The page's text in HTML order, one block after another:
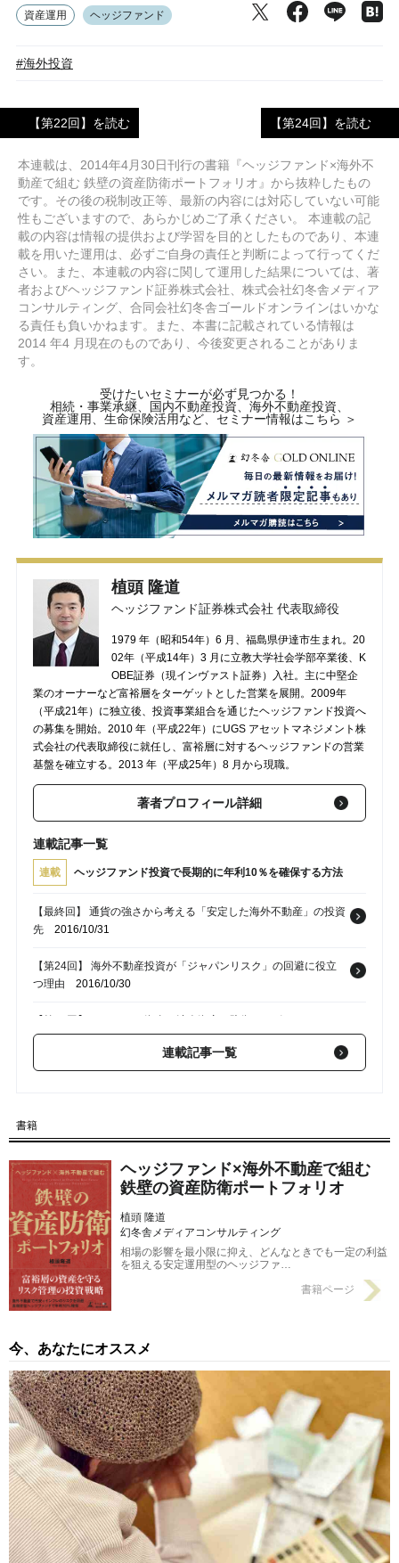
資産運用 ヘッジファンド
#海外投資
【第22回】を読む 【第24回】を読む
本連載は、2014年4月30日刊行の書籍『ヘッジファンド×海外不
動産で組む 鉄壁の資産防衛ポートフォリオ』から抜粋したもの
です。その後の税制改正等、最新の内容には対応していない可能
性もございますので、あらかじめご了承ください。 本連載の記
載の内容は情報の提供および学習を目的としたものであり、本連
載を用いた運用は、必ずご自身の責任と判断によって行ってくだ
さい。また、本連載の内容に関して運用した結果については、著
者およびヘッジファンド証券株式会社、株式会社幻冬舎メディア
コンサルティング、合同会社幻冬舎ゴールドオンラインはいかな
る責任も負いかねます。また、本書に記載されている情報は
2014 年4 月現在のものであり、今後変更されることがありま
す。
受けたいセミナーが必ず見つかる！
相続・事業承継、国内不動産投資、海外不動産投資、
資産運用、生命保険活用など、セミナー情報はこちら ＞
植頭 隆道
ヘッジファンド証券株式会社 代表取締役
1979 年（昭和54年）6 月、福島県伊達市生まれ。20
02年（平成14年）3 月に立教大学社会学部卒業後、K
OBE証券（現インヴァスト証券）入社。主に中堅企
業のオーナーなど富裕層をターゲットとした営業を展開。2009年
（平成21年）に独立後、投資事業組合を通じたヘッジファンド投資へ
の募集を開始。2010 年（平成22年）にUGS アセットマネジメント株
式会社の代表取締役に就任し、富裕層に対するヘッジファンドの営業
基盤を確立する。2013 年（平成25年）8 月から現職。
著者プロフィール詳細
連載記事一覧
連載 ヘッジファンド投資で長期的に年利10％を確保する方法
【最終回】 通貨の強さから考える「安定した海外不動産」の投資
先 2016/10/31
【第24回】 海外不動産投資が「ジャパンリスク」の回避に役立
つ理由 2016/10/30
オの実例2016/05/04
【第21回】 相続で得た高額資産を防衛するポートフォリオの実
【第20回】 投資経験の有無で見る「富裕層」のポートフォリオ
連載記事一覧
書籍
ヘッジファンド×海外不動産で組む
鉄壁の資産防衛ポートフォリオ
植頭 隆道
幻冬舎メディアコンサルティング
相場の影響を最小限に抑え、どんなときでも一定の利益
を狙える安定運用型のヘッジファ…
書籍ページ
今、あなたにオススメ